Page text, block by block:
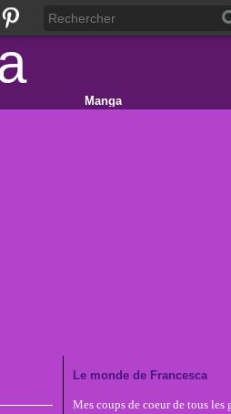
Manga
Le monde de Francesca
Mes coups de coeur de tous les